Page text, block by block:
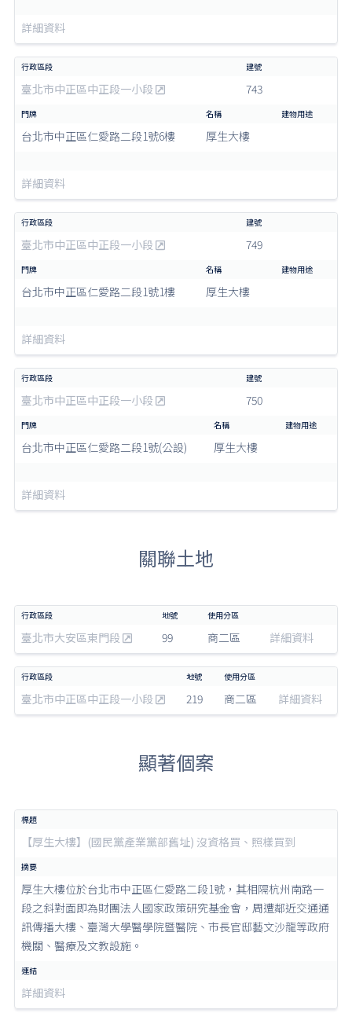
詳細資料
臺北市中正區中正段一小段 743
台北市中正區仁愛路二段1號6樓 厚生大樓
詳細資料
臺北市中正區中正段一小段 749
台北市中正區仁愛路二段1號1樓 厚生大樓
詳細資料
臺北市中正區中正段一小段 750
台北市中正區仁愛路二段1號(公設) 厚生大樓
詳細資料
關聯土地
臺北市大安區東門段 99 商二區 詳細資料
臺北市中正區中正段一小段 219 商二區 詳細資料
顯著個案
【厚生大樓】(國民黨產業黨部舊址) 沒資格買、照樣買到
厚生大樓位於台北市中正區仁愛路二段1號，其相隔杭州南路一
段之斜對面即為財團法人國家政策研究基金會，周遭鄰近交通通
訊傳播大樓、臺灣大學醫學院暨醫院、市長官邸藝文沙龍等政府
機關、醫療及文教設施。
詳細資料